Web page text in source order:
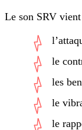
Le son SRV
le
les
le
le